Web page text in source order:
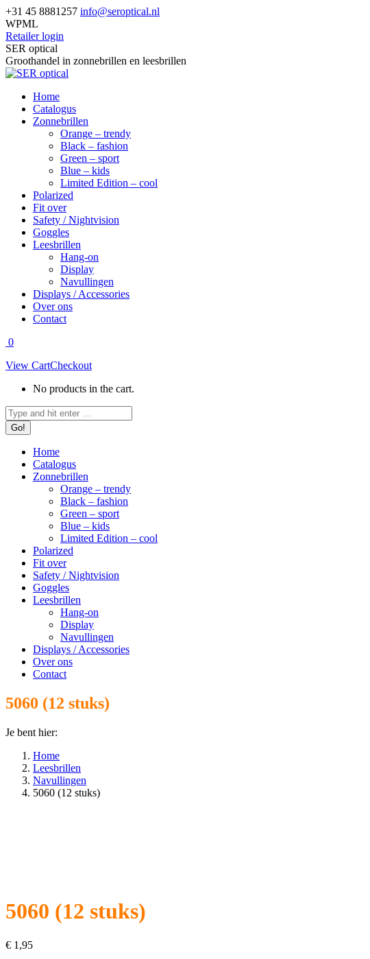
Skip
to
content
+31 45 8881257 info@seroptical.nl
WPML
Retailer login
Facebook
page
opens
new
window
SER optical
Groothandel in zonnebrillen en leesbrillen
Home
Catalogus
Zonnebrillen
Orange – trendy
Black – fashion
Green – sport
Blue – kids
Limited Edition – cool
Polarized
Fit over
Safety / Nightvision
Goggles
Leesbrillen
Hang-on
Display
Navullingen
Displays / Accessories
Over ons
Contact
0
View CartCheckout
No products in the cart.
Search:
Home
Catalogus
Zonnebrillen
Orange – trendy
Black – fashion
Green – sport
Blue – kids
Limited Edition – cool
Polarized
Fit over
Safety / Nightvision
Goggles
Leesbrillen
Hang-on
Display
Navullingen
Displays / Accessories
Over ons
Contact
5060 (12 stuks)
Je bent hier:
Home
Leesbrillen
Navullingen
5060 (12 stuks)
5060 (12 stuks)
€ 1,95